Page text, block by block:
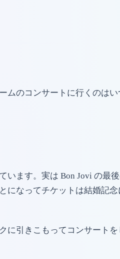
のコンサートに行くのは
ます。実は Bon Jovi の最
なってチケットは結婚記
引きこもってコンサート